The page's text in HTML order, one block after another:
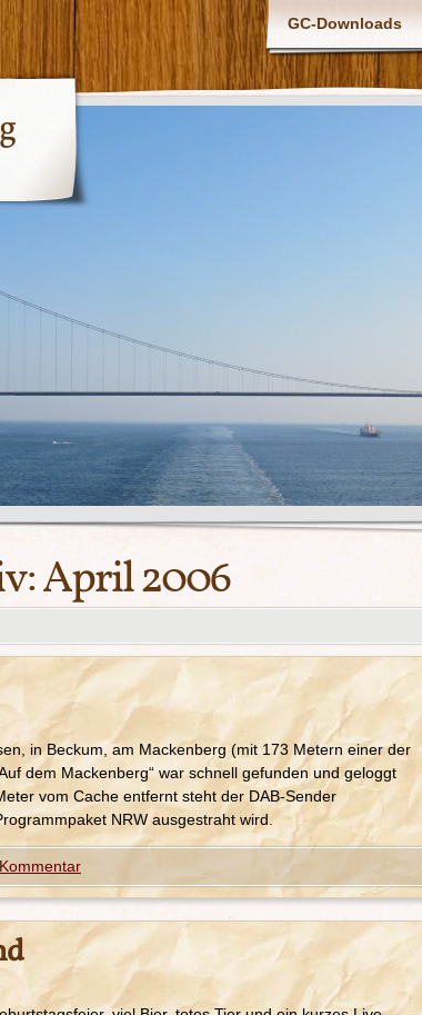
GC-Downloads
April 2006
in Beckum, am Mackenberg (mit 173 Metern einer der
dem Mackenberg“ war schnell gefunden und geloggt
vom Cache entfernt steht der DAB-Sender
NRW ausgestraht wird.